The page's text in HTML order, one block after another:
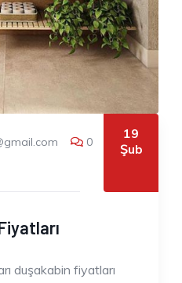
0
19
Şub
duşakabin fiyatları